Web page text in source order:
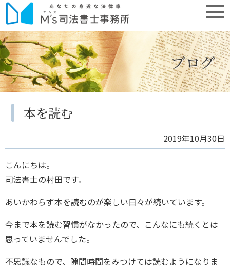
ブログ
本を読む
2019年10月30日
こんにちは。
司法書士の村田です。
あいかわらず本を読むのが楽しい日々が続いています。
今まで本を読む習慣がなかったので、こんなにも続くとは
思っていませんでした。
不思議なもので、隙間時間をみつけては読むようになりま